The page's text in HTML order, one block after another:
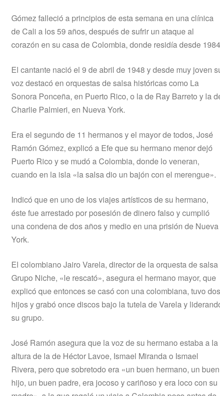
Gómez falleció a principios de esta semana en una clínica
de Cali a los 59 años, después de sufrir un ataque al
corazón en su casa de Colombia, donde residía desde
El cantante nació el 9 de abril de 1948 y desde muy joven
voz destacó en orquestas de salsa históricas como La
Sonora Ponceña, en Puerto Rico, o la de Ray Barreto y la
Charlie Palmieri, en Nueva York.
Era el segundo de 11 hermanos y el mayor de todos, José
Ramón Gómez, explicó a Efe que su hermano menor dejó
Puerto Rico y se mudó a Colombia, donde lo veneran,
cuando en la isla «la salsa dio un bajón con el merengue».
Indicó que en uno de los viajes artísticos de su hermano,
éste fue arrestado por posesión de dinero falso y cumplió
una condena de dos años y medio en una prisión de Nueva
York.
El colombiano Jairo Varela, director de la orquesta de salsa
Grupo Niche, «le rescató», asegura el hermano mayor, que
explicó que entonces se casó con una colombiana, tuvo dos
hijos y grabó once discos bajo la tutela de Varela y
su grupo.
José Ramón asegura que la voz de su hermano estaba a la
altura de la de Héctor Lavoe, Ismael Miranda o Ismael
Rivera, pero que sobretodo era «un buen hermano, un buen
hijo, un buen padre, era jocoso y cariñoso y era loco con su